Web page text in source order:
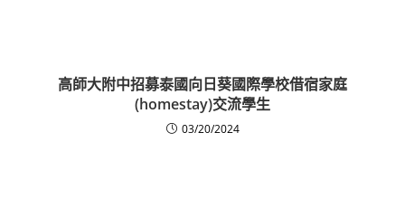
高師大附中招募泰國向日葵國際學校借宿家庭
(homestay)交流學生
03/20/2024